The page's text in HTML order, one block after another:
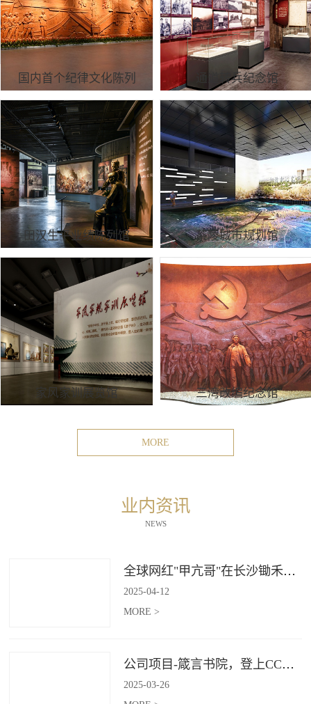
国内首个纪律文化陈列 通道转兵纪念馆
田汉生平业绩陈列馆 茶陵城市规划馆
家风家训展览馆 三湾改编纪念馆
MORE
业内资讯
NEWS
全球网红"甲亢哥"在长沙锄禾打造的杜甫江阁体验参观
2025-04-12
MORE >
公司项目-箴言书院，登上CCTV4《记住乡愁》
2025-03-26